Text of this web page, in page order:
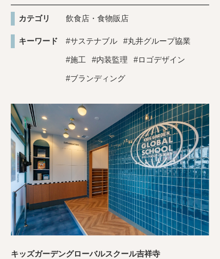
カテゴリ 飲食店・食物販店
キーワード #サステナブル #丸井グループ協業
#施工 #内装監理 #ロゴデザイン
#ブランディング
キッズガーデングローバルスクール吉祥寺